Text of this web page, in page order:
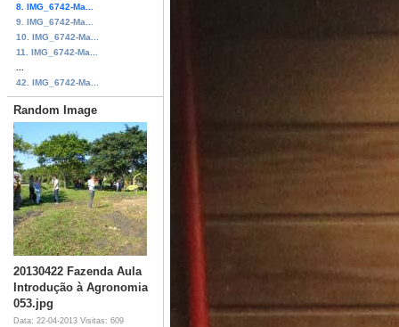
8. IMG_6742-Ma...
9. IMG_6742-Ma...
10. IMG_6742-Ma...
11. IMG_6742-Ma...
42. IMG_6742-Ma...
Random Image
20130422 Fazenda Aula
Introdução à Agronomia
053.jpg
Data: 22-04-2013 Visitas: 609